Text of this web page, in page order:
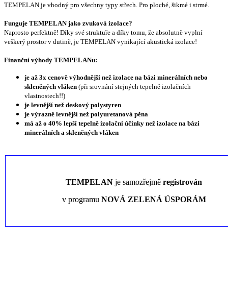
TEMPELAN je vhodný pro všechny typy střech. Pro ploché, šikmé i strmé.
Funguje TEMPELAN jako zvuková izolace?
Naprosto perfektně! Díky své struktuře a díky tomu, že absolutně vyplní
veškerý prostor v dutině, je TEMPELAN vynikající akustická izolace!
Finanční výhody TEMPELANu:
je až 3x cenově výhodnější než izolace na bázi minerálních nebo
skleněných vláken (při srovnání stejných tepelně izolačních
vlastnostech!!)
je levnější než deskový polystyren
je výrazně levnější než polyuretanová pěna
má až o 40% lepší tepelně izolační účinky než izolace na bázi
minerálních a skleněných vláken
TEMPELAN je samozřejmě registrován
v programu NOVÁ ZELENÁ ÚSPORÁM